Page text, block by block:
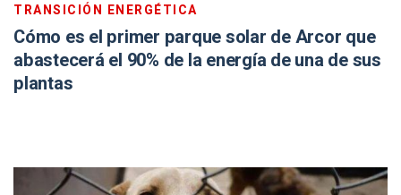
TRANSICIÓN ENERGÉTICA
Cómo es el primer parque solar de Arcor que
abastecerá el 90% de la energía de una de sus
plantas